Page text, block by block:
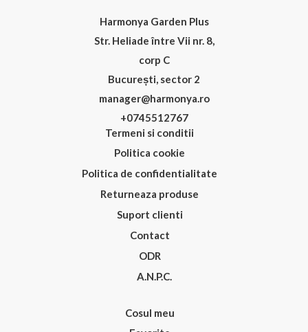
Harmonya Garden Plus
Str. Heliade între Vii nr. 8,
corp C
București, sector 2
manager@harmonya.ro
+0745512767
Termeni si conditii
Politica cookie
Politica de confidentialitate
Returneaza produse
Suport clienti
Contact
ODR
A.N.P.C.
Cosul meu